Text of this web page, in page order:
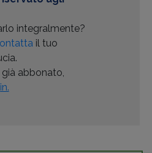
integralmente?
il tuo
abbonato,